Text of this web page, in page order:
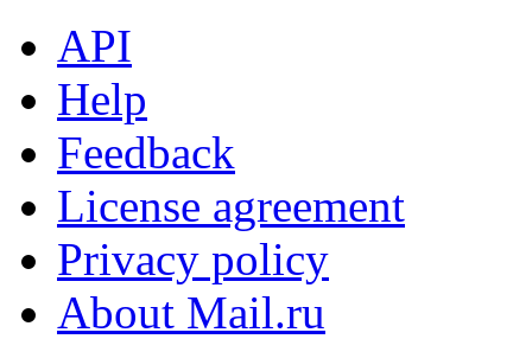
API
Help
Feedback
License agreement
Privacy policy
About Mail.ru